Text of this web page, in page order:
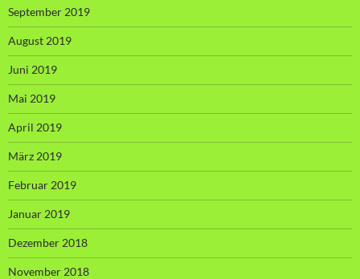
September 2019
August 2019
Juni 2019
Mai 2019
April 2019
März 2019
Februar 2019
Januar 2019
Dezember 2018
November 2018